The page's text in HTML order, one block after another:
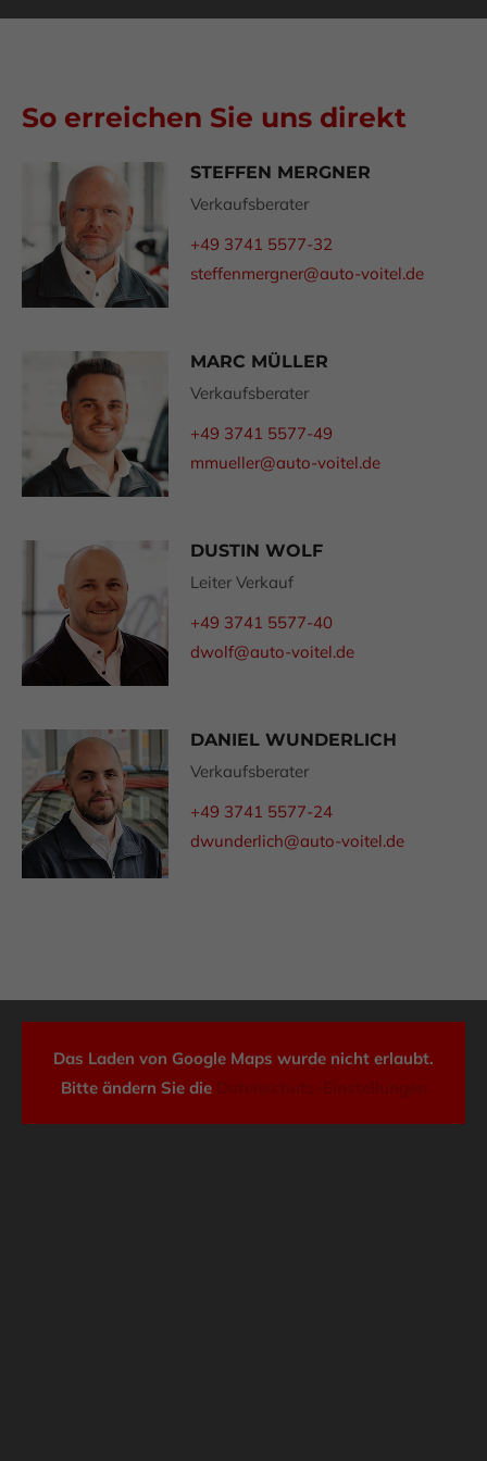
Lorem ipsum dolor sit amet, consectetuer
adipiscing elit.
Aenean commodo ligula eget dolor. Aenean massa.
Cum sociis natoque penatibus et magnis dis
parturient montes, nascetur ridiculus mus. Donec
quam felis, ultricies nec.
So erreichen Sie uns direkt
STEFFEN MERGNER
Verkaufsberater
+49 3741 5577-32
steffenmergner@auto-voitel.de
MARC MÜLLER
Verkaufsberater
+49 3741 5577-49
mmueller@auto-voitel.de
DUSTIN WOLF
Leiter Verkauf
+49 3741 5577-40
dwolf@auto-voitel.de
DANIEL WUNDERLICH
Verkaufsberater
+49 3741 5577-24
dwunderlich@auto-voitel.de
Das Laden von Google Maps wurde nicht erlaubt.
Bitte ändern Sie die